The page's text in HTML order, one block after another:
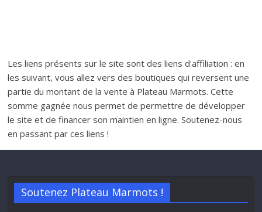
Les liens présents sur le site sont des liens d'affiliation : en
les suivant, vous allez vers des boutiques qui reversent une
partie du montant de la vente à Plateau Marmots. Cette
somme gagnée nous permet de permettre de développer
le site et de financer son maintien en ligne. Soutenez-nous
en passant par ces liens !
Soutenez Plateau Marmots !